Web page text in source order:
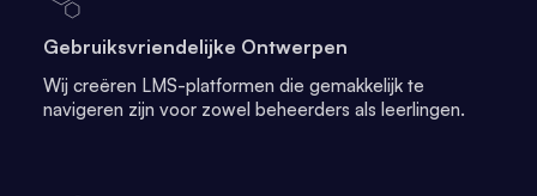
Gebruiksvriendelijke Ontwerpen
Wij creëren LMS-platformen die gemakkelijk te
navigeren zijn voor zowel beheerders als leerlingen.